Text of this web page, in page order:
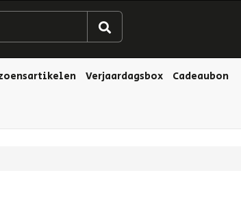
Verjaardagsbox Cadeaubon